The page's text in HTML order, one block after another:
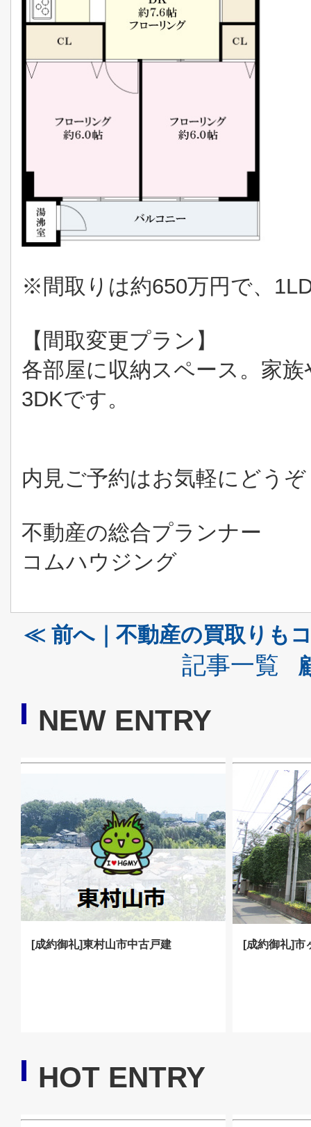
※間取りは約650万円で、
【間取変更プラン】
各部屋に収納スペース。家
3DKです。
内見ご予約はお気軽にどうぞ
不動産の総合プランナー
コムハウジング
≪ 前へ｜不動産の買取りも
記事一覧
NEW ENTRY
[成約御礼]東村山市中古戸建 [成約御礼]市
HOT ENTRY